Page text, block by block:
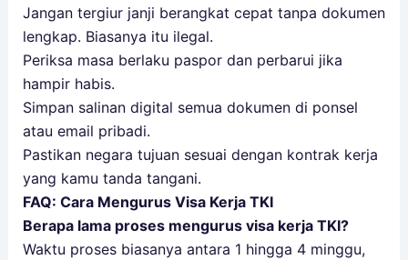
Jangan tergiur janji berangkat cepat tanpa dokumen
lengkap. Biasanya itu ilegal.
Periksa masa berlaku paspor dan perbarui jika
hampir habis.
Simpan salinan digital semua dokumen di ponsel
atau email pribadi.
Pastikan negara tujuan sesuai dengan kontrak kerja
yang kamu tanda tangani.
FAQ: Cara Mengurus Visa Kerja TKI
Berapa lama proses mengurus visa kerja TKI?
Waktu proses biasanya antara 1 hingga 4 minggu,